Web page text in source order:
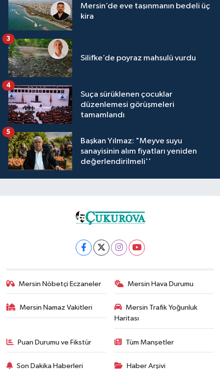
Mersin’de eve taşınmanın bedeli üç
kira
Silifke’de poyraz mahsulü vurdu
3
Suça sürüklenen çocuklar
düzenlemesi görüşmeleri
tamamlandı
4
Başkan Yılmaz: "Meyve suyu
sanayisinin alım fiyatları yeniden
değerlendirilmeli''
5
Mersin Nöbetçi Eczaneler Mersin Hava Durumu
Mersin Namaz Vakitleri
Mersin Trafik Yoğunluk
Haritası
Puan Durumu ve Fikstür Tüm Manşetler
Son Dakika Haberleri Haber Arşivi